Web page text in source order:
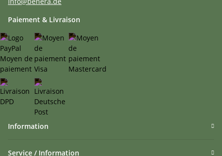
Paiement & Livraison
Information
Service / Information